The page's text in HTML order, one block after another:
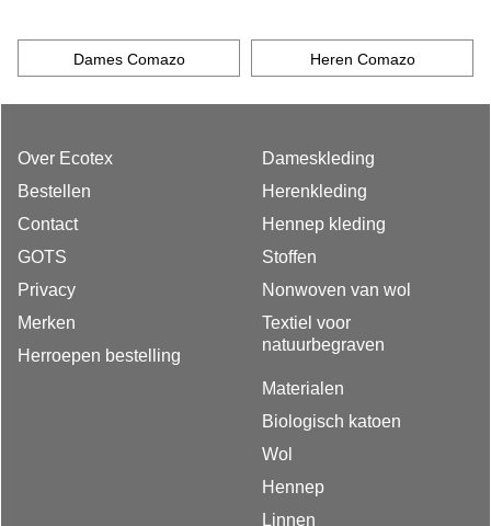
Dames Comazo Heren Comazo
Over Ecotex
Bestellen
Contact
GOTS
Privacy
Merken
Herroepen bestelling
Dameskleding
Herenkleding
Hennep kleding
Stoffen
Nonwoven van wol
Textiel voor
natuurbegraven
Materialen
Biologisch katoen
Wol
Hennep
Linnen